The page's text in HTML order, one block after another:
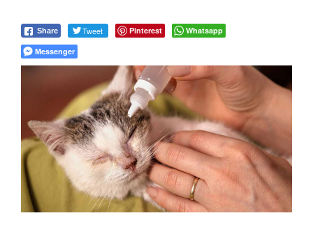
Share Tweet Pinterest
Whatsapp
Messenger